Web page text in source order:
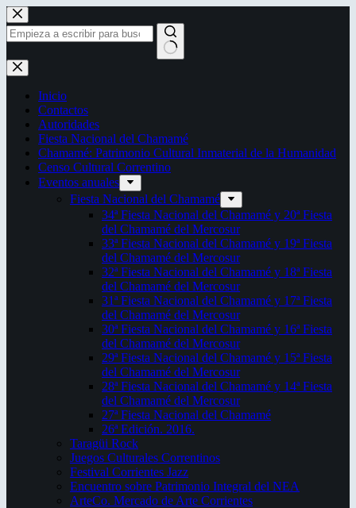
Saltar
al
contenido
Sin
resultados
Inicio
Contactos
Autoridades
Fiesta Nacional del Chamamé
Chamamé: Patrimonio Cultural Inmaterial de la Humanidad
Censo Cultural Correntino
Eventos anuales
Fiesta Nacional del Chamamé
34ª Fiesta Nacional del Chamamé y 20ª Fiesta
del Chamamé del Mercosur
33ª Fiesta Nacional del Chamamé y 19ª Fiesta
del Chamamé del Mercosur
32ª Fiesta Nacional del Chamamé y 18ª Fiesta
del Chamamé del Mercosur
31ª Fiesta Nacional del Chamamé y 17ª Fiesta
del Chamamé del Mercosur
30ª Fiesta Nacional del Chamamé y 16ª Fiesta
del Chamamé del Mercosur
29ª Fiesta Nacional del Chamamé y 15ª Fiesta
del Chamamé del Mercosur
28ª Fiesta Nacional del Chamamé y 14ª Fiesta
del Chamamé del Mercosur
27ª Fiesta Nacional del Chamamé
26ª Edición. 2016.
Taragüi Rock
Juegos Culturales Correntinos
Festival Corrientes Jazz
Encuentro sobre Patrimonio Integral del NEA
ArteCo. Mercado de Arte Corrientes